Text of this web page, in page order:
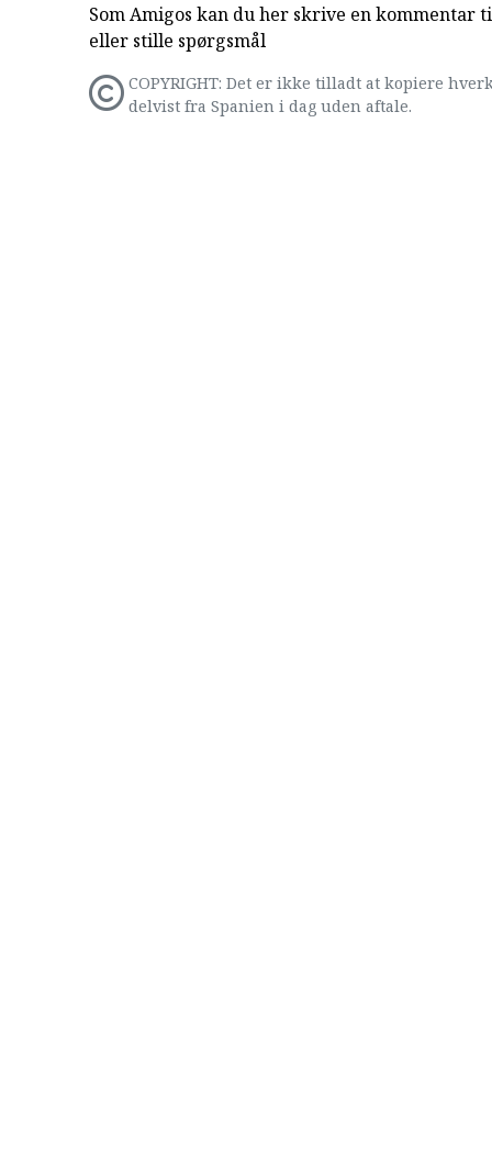
Som Amigos kan du her skrive en kommentar
eller stille spørgsmål
COPYRIGHT: Det er ikke tilladt at kopiere
delvist fra Spanien i dag uden aftale.